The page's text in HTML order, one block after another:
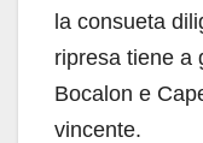
la consueta
ripresa tiene a
Bocalon e
vincente.